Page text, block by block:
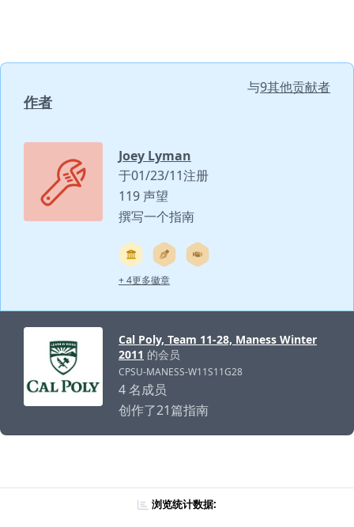
作者
与9其他贡献者
Joey Lyman
于01/23/11注册
119 声望
撰写一个指南
+ 4更多徽章
Cal Poly, Team 11-28, Maness Winter
2011 的会员
CPSU-MANESS-W11S11G28
4 名成员
创作了21篇指南
浏览统计数据: